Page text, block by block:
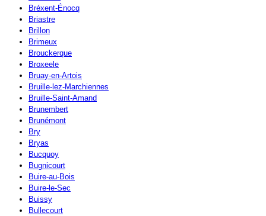
Bréxent-Énocq
Briastre
Brillon
Brimeux
Brouckerque
Broxeele
Bruay-en-Artois
Bruille-lez-Marchiennes
Bruille-Saint-Amand
Brunembert
Brunémont
Bry
Bryas
Bucquoy
Bugnicourt
Buire-au-Bois
Buire-le-Sec
Buissy
Bullecourt